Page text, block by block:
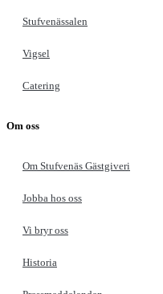
Stufvenässalen
Vigsel
Catering
Om oss
Om Stufvenäs Gästgiveri
Jobba hos oss
Vi bryr oss
Historia